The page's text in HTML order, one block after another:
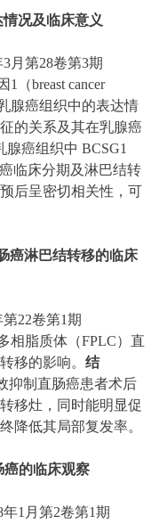
况及临床意义
月第28卷第3期
（breast cancer
腺癌组织中的表达情
的关系及其在乳腺癌
腺癌组织中 BCSG1
临床分期及淋巴结转
后呈密切相关性，可
癌淋巴结转移的临床
22卷第1期
相脂质体（FPLC）直
移的影响。 结
抑制直肠癌患者术后
移灶，同时能明显促
降低其局部复发率。
癌的临床观察
1月第2卷第1期